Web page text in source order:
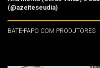
(@azeiteseudia)
BATE-PAPO COM PRODUTORES